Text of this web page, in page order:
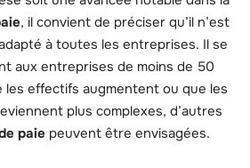
, il convient de préciser qu’il n’est
à toutes les entreprises. Il se
aux entreprises de moins de 50
les effectifs augmentent ou que les
plus complexes, d’autres
paie peuvent être envisagées.